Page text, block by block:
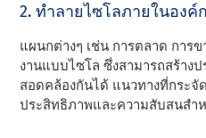
2. ทําลายไซโลภายในองค์
แผนกต่างๆ เช่น การตลาด การ
งานแบบไซโล ซึ่งสามารถสร้าง
สอดคล้องกันได้ แนวทางที่กระจั
ประสิทธิภาพและความสับสนสํา